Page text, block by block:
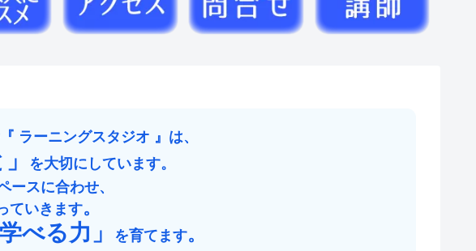
『 ラーニングスタジオ 』 は、
を大切にしています。
ースに合わせ、
ていきます。
べる力」 を育てます。